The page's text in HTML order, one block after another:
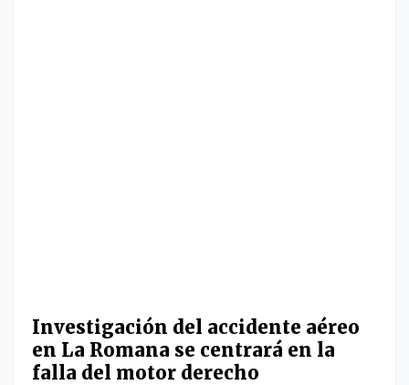
Investigación del accidente aéreo
en La Romana se centrará en la
falla del motor derecho